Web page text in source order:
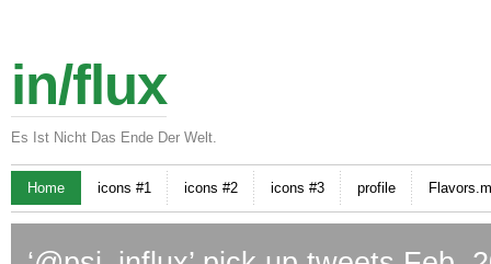
in/flux
Es Ist Nicht Das Ende Der Welt.
Home icons #1 icons #2 icons #3 profile